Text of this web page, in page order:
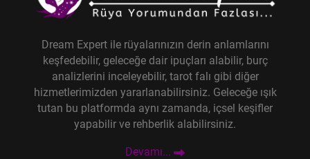
Dream Expert ile rüyalarınızın derin anlamlarını
keşfedebilir, geleceğe dair ipuçları alabilir, burç
analizlerini inceleyebilir, tarot falı gibi diğer
hizmetlerimizden yararlanabilirsiniz. Geleceğe ışık
tutan bu platformda aynı zamanda, içsel keşifler
yapabilir ve rehberlik alabilirsiniz.
Devamı...